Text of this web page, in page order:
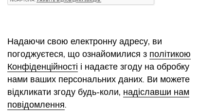
Надаючи свою електронну адресу, ви
погоджуєтеся, що ознайомилися з політикою
Конфіденційності і надаєте згоду на обробку
нами ваших персональних даних. Ви можете
відкликати згоду будь-коли, надіславши нам
повідомлення.